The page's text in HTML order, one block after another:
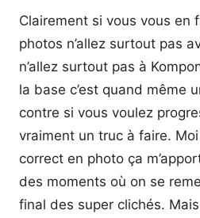
Clairement si vous vous en
photos n’allez surtout pas
n’allez surtout pas à
la base c’est quand même
contre si vous voulez
vraiment un truc à faire.
correct en photo ça
des moments où on se
final des super clichés.